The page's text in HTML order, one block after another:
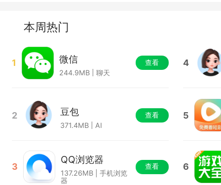
本周热门
1 微信
244.9MB | 聊天
查看
2 豆包
371.4MB | AI
查看
3
QQ浏览器
137.26MB | 手机浏览
器
查看
4
5
6